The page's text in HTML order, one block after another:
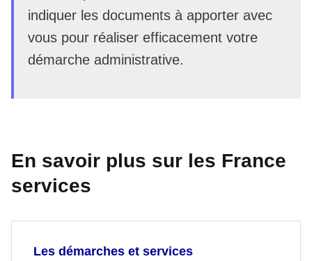
indiquer les documents à apporter avec
vous pour réaliser efficacement votre
démarche administrative.
En savoir plus sur les France
services
Les démarches et services